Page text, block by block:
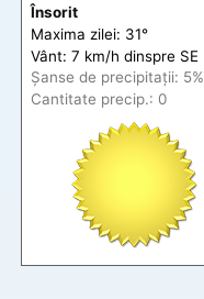
Însorit
Maxima zilei: 31°
Vânt: 7 km/h dinspre SE
Șanse de precipitații: 5%
Cantitate precip.: 0